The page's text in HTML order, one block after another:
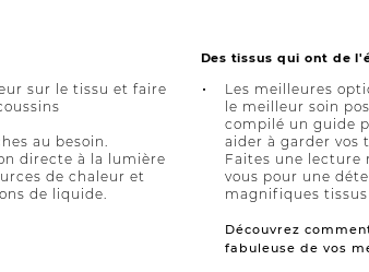
sur le tissu et faire
au besoin.
directe à la lumière
de chaleur et
de liquide.
Des tissus qui ont de
Les meilleures
le meilleur soin
compilé un guide
aider à garder vos
Faites une lecture
vous pour une
magnifiques
Découvrez
fabuleuse de vos